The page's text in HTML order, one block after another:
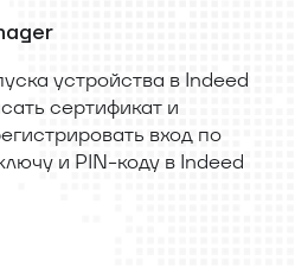
устройства в Indeed
сертификат и
вход по
и PIN-коду в Indeed